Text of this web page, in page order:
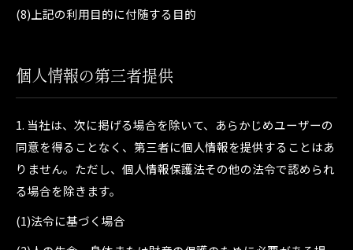
(8)上記の利用目的に付随する目的
個人情報の第三者提供
1. 当社は、次に掲げる場合を除いて、あらかじめユーザーの
同意を得ることなく、第三者に個人情報を提供することはあ
りません。ただし、個人情報保護法その他の法令で認められ
る場合を除きます。
(1)法令に基づく場合